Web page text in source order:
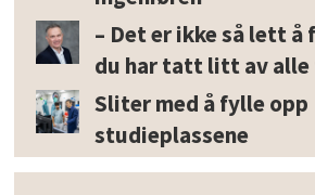
– Det er ikke så lett å
du har tatt litt av alle
Sliter med å fylle opp
studieplassene